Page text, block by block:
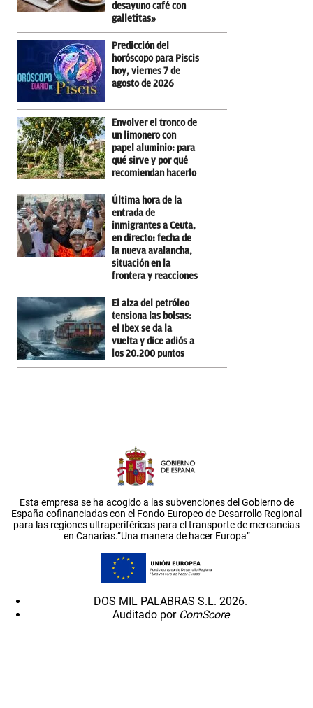
desayuno café con
galletitas»
Predicción del
horóscopo para Piscis
hoy, viernes 7 de
agosto de 2026
Envolver el tronco de
un limonero con
papel aluminio: para
qué sirve y por qué
recomiendan hacerlo
Última hora de la
entrada de
inmigrantes a Ceuta,
en directo: fecha de
la nueva avalancha,
situación en la
frontera y reacciones
El alza del petróleo
tensiona las bolsas:
el Ibex se da la
vuelta y dice adiós a
los 20.200 puntos
Esta empresa se ha acogido a las subvenciones del Gobierno de
España cofinanciadas con el Fondo Europeo de Desarrollo Regional
para las regiones ultraperiféricas para el transporte de mercancías
en Canarias.”Una manera de hacer Europa”
DOS MIL PALABRAS S.L. 2026.
Auditado por ComScore